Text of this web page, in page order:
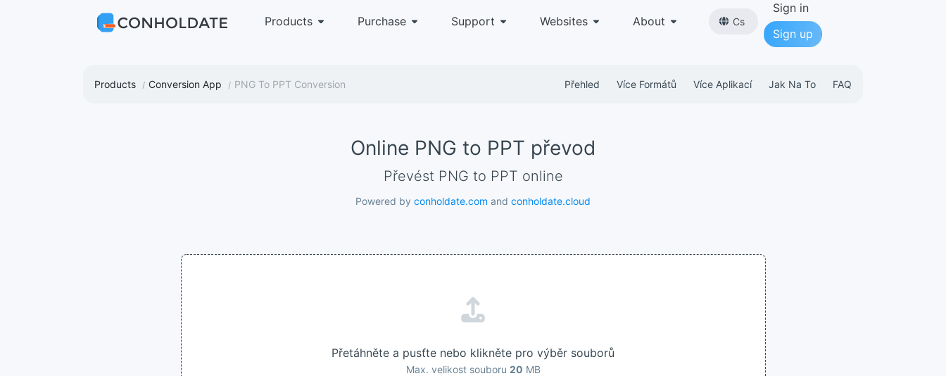
Products Purchase Support Websites About Cs
Sign in
Sign up
Products Conversion App PNG To PPT Conversion Přehled Více Formátů Více Aplikací Jak Na To FAQ
Online PNG to PPT převod
Převést PNG to PPT online
Powered by conholdate.com and conholdate.cloud
Přetáhněte a pusťte nebo klikněte pro výběr souborů
Max. velikost souboru 20 MB